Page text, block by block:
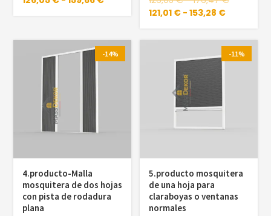
121,01 € - 153,28 €
-14%
4.producto-Malla
mosquitera de dos hojas
con pista de rodadura
plana
-11%
5.producto mosquitera
de una hoja para
claraboyas o ventanas
normales